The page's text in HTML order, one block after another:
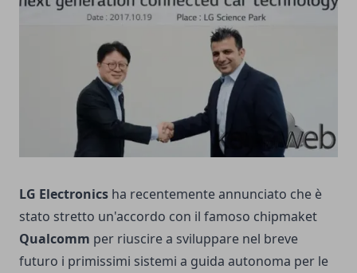
LG Electronics ha recentemente annunciato che è
stato stretto un'accordo con il famoso chipmaket
Qualcomm per riuscire a sviluppare nel breve
futuro i primissimi sistemi a guida autonoma per le